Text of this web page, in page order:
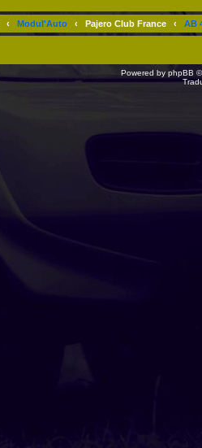
‹ Modul'Auto ‹ Pajero Club France ‹ AB
Powered by phpBB